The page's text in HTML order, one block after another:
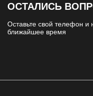
ОСТАЛИСЬ
Оставьте свой телефон и
ближайшее время